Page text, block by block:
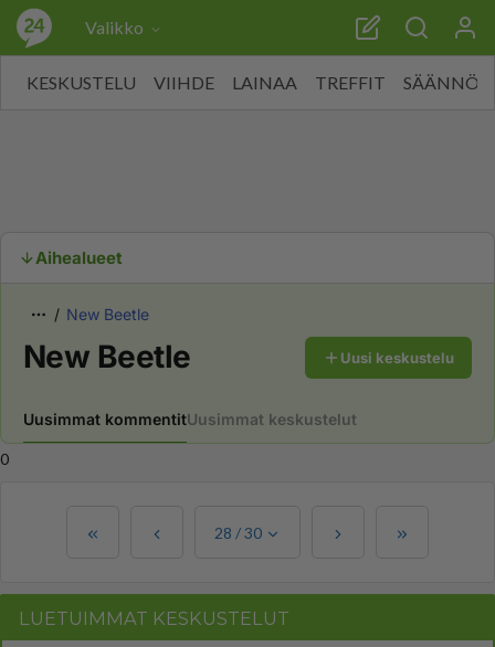
Valikko
KESKUSTELU VIIHDE LAINAA TREFFIT SÄÄNNÖT
Aihealueet
New Beetle
New Beetle Uusi keskustelu
Uusimmat kommentitUusimmat keskustelut
0
28 /30
LUETUIMMAT KESKUSTELUT